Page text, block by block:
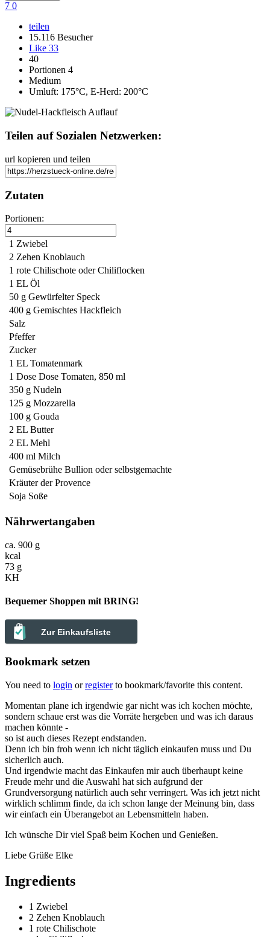
7 0
teilen
15.116 Besucher
Like 33
40
Portionen 4
Medium
Umluft: 175°C, E-Herd: 200°C
Teilen auf Sozialen Netzwerken:
url kopieren und teilen
Zutaten
Portionen:
1 Zwiebel
2 Zehen Knoblauch
1 rote Chilischote oder Chiliflocken
1 EL Öl
50 g Gewürfelter Speck
400 g Gemischtes Hackfleich
Salz
Pfeffer
Zucker
1 EL Tomatenmark
1 Dose Dose Tomaten, 850 ml
350 g Nudeln
125 g Mozzarella
100 g Gouda
2 EL Butter
2 EL Mehl
400 ml Milch
Gemüsebrühe Bullion oder selbstgemachte
Kräuter der Provence
Soja Soße
Nährwertangaben
ca. 900 g
kcal
73 g
KH
Bequemer Shoppen mit BRING!
Zur Einkaufsliste
Bookmark setzen
You need to login orregisterto bookmark/favorite this content.
Momentan plane ich irgendwie gar nicht was ich kochen möchte,
sondern schaue erst was die Vorräte hergeben und was ich daraus
machen könnte -
so ist auch dieses Rezept endstanden.
Denn ich bin froh wenn ich nicht täglich einkaufen muss und Du
sicherlich auch.
Und irgendwie macht das Einkaufen mir auch überhaupt keine
Freude mehr und die Auswahl hat sich aufgrund der
Grundversorgung natürlich auch sehr verringert. Was ich jetzt nicht
wirklich schlimm finde, da ich schon lange der Meinung bin, dass
wir einfach ein Überangebot an Lebensmitteln haben.
Ich wünsche Dir viel Spaß beim Kochen und Genießen.
Liebe Grüße Elke
Ingredients
1 Zwiebel
2 Zehen Knoblauch
1 rote Chilischote